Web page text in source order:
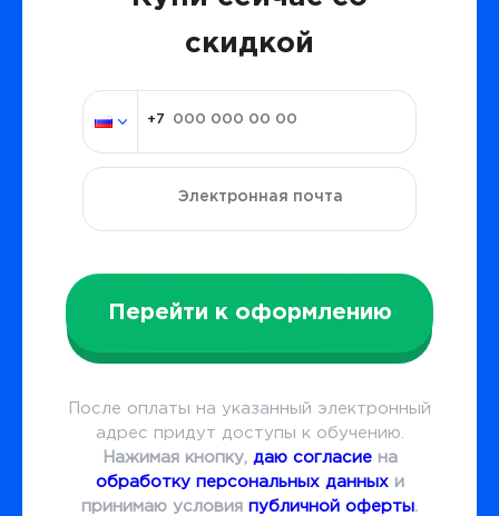
скидкой
Перейти к оформлению
После оплаты на указанный электронный
адрес придут доступы к обучению.
Нажимая кнопку, даю согласиена
обработку персональных данныхи
принимаю условия публичной оферты.